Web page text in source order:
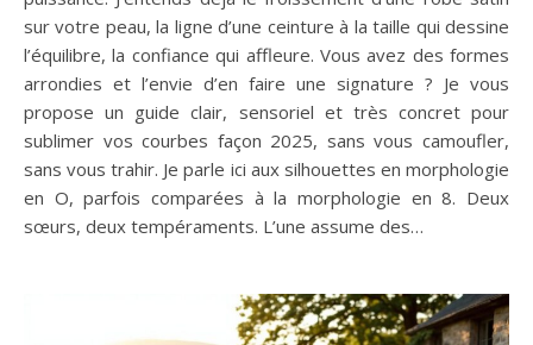
sur votre peau, la ligne d’une ceinture à la taille qui dessine
l’équilibre, la confiance qui affleure. Vous avez des formes
arrondies et l’envie d’en faire une signature ? Je vous
propose un guide clair, sensoriel et très concret pour
sublimer vos courbes façon 2025, sans vous camoufler,
sans vous trahir. Je parle ici aux silhouettes en morphologie
en O, parfois comparées à la morphologie en 8. Deux
sœurs, deux tempéraments. L’une assume des…